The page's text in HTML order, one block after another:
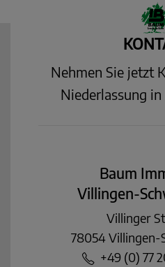
Nehmen Sie jetzt
Niederlassung
Baum
Villingen-
Villinger
78054 Villingen-
+49 (0) 77